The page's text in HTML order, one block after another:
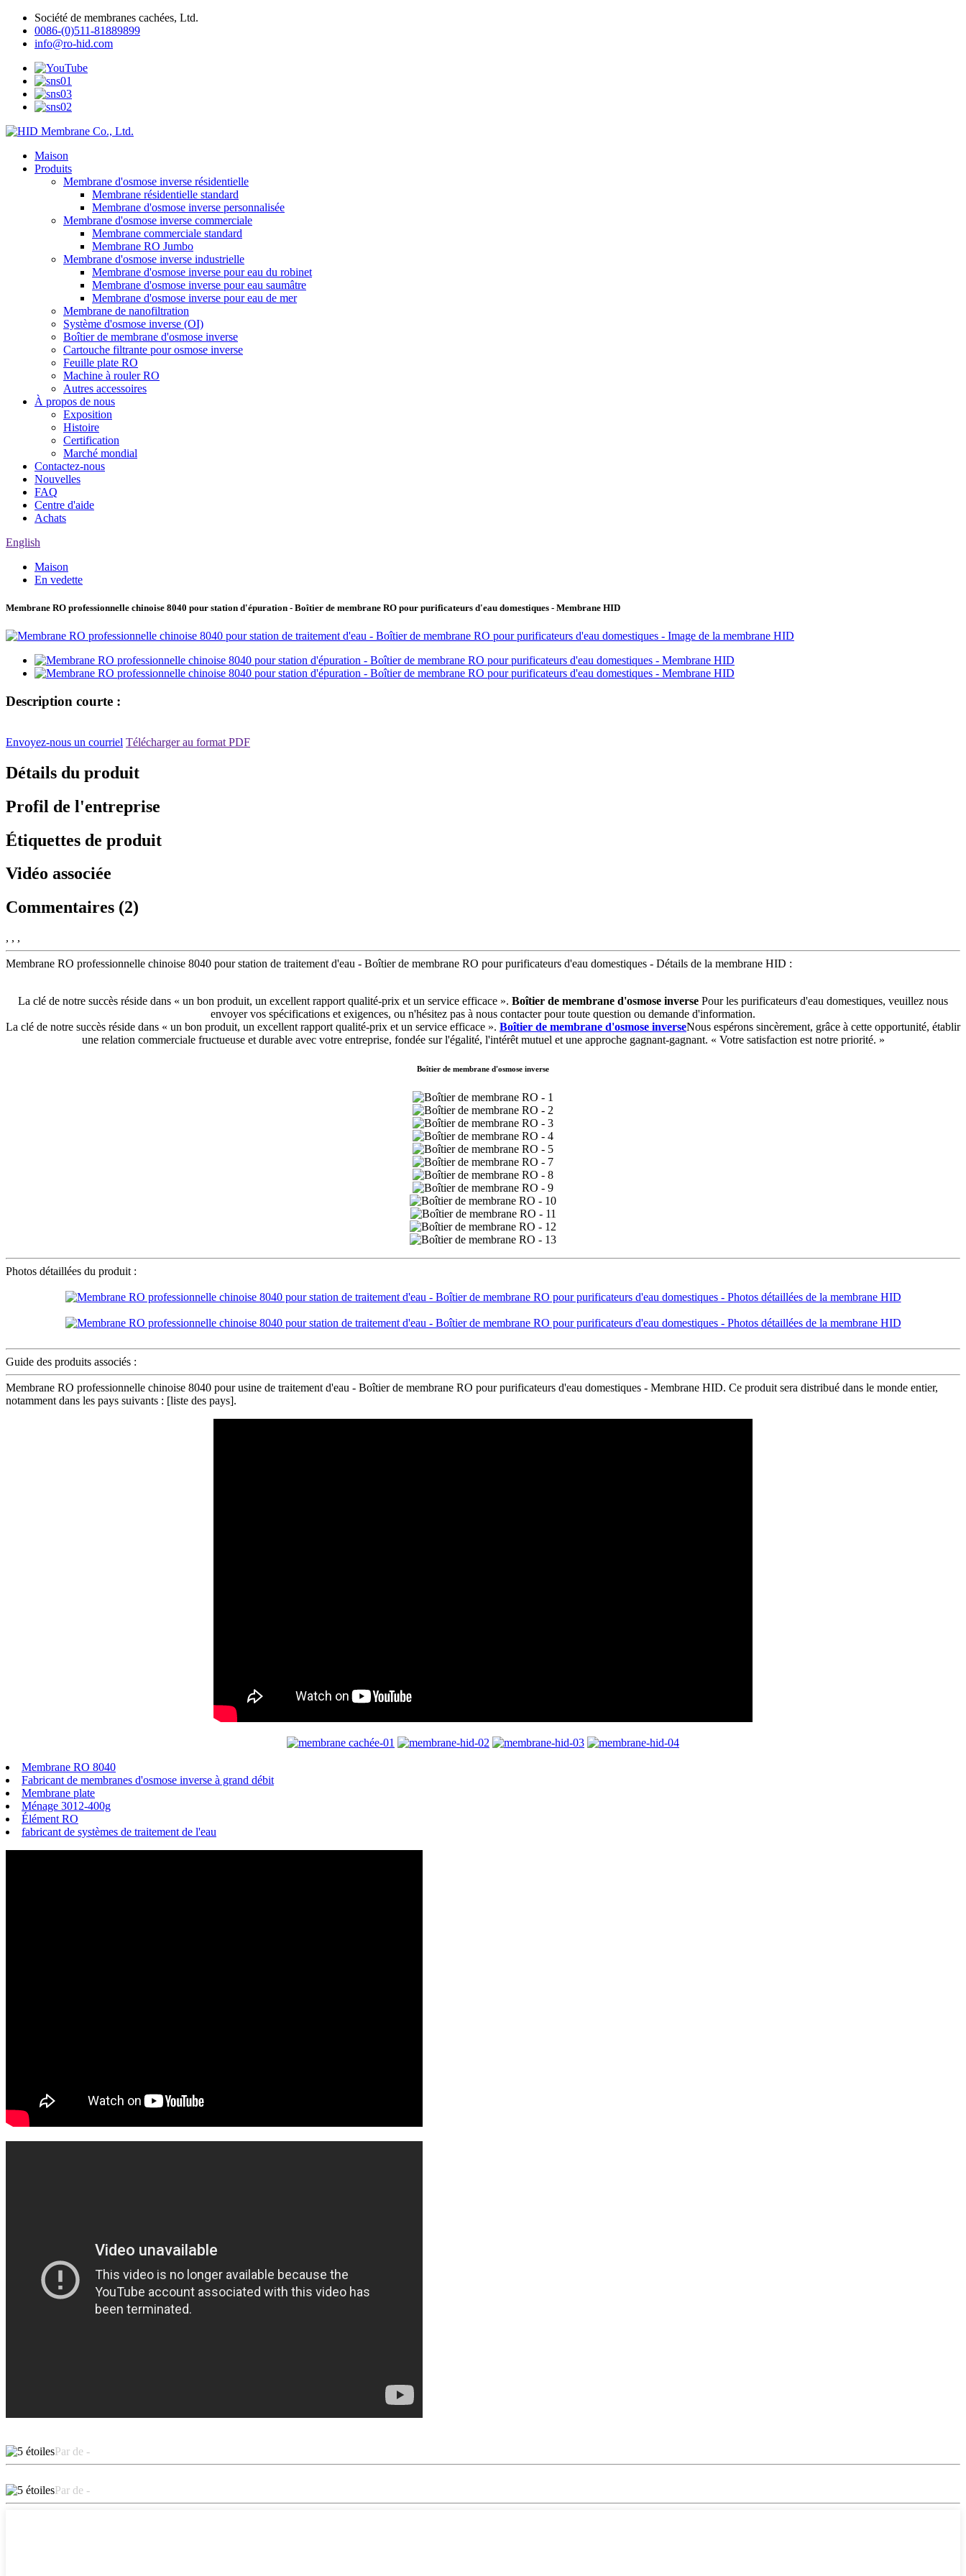
Société de membranes cachées, Ltd.
0086-(0)511-81889899
info@ro-hid.com
Maison
Produits
Membrane d'osmose inverse résidentielle
Membrane résidentielle standard
Membrane d'osmose inverse personnalisée
Membrane d'osmose inverse commerciale
Membrane commerciale standard
Membrane RO Jumbo
Membrane d'osmose inverse industrielle
Membrane d'osmose inverse pour eau du robinet
Membrane d'osmose inverse pour eau saumâtre
Membrane d'osmose inverse pour eau de mer
Membrane de nanofiltration
Système d'osmose inverse (OI)
Boîtier de membrane d'osmose inverse
Cartouche filtrante pour osmose inverse
Feuille plate RO
Machine à rouler RO
Autres accessoires
À propos de nous
Exposition
Histoire
Certification
Marché mondial
Contactez-nous
Nouvelles
FAQ
Centre d'aide
Achats
English
Maison
En vedette
Membrane RO professionnelle chinoise 8040 pour station d'épuration - Boîtier de membrane RO pour purificateurs d'eau domestiques - Membrane HID
Description courte :
Envoyez-nous un courriel Télécharger au format PDF
Détails du produit
Profil de l'entreprise
Étiquettes de produit
Vidéo associée
Commentaires (2)
, , ,
Membrane RO professionnelle chinoise 8040 pour station de traitement d'eau - Boîtier de membrane RO pour purificateurs d'eau domestiques - Détails de la membrane HID :
La clé de notre succès réside dans « un bon produit, un excellent rapport qualité-prix et un service efficace ». Boîtier de membrane d'osmose inverse Pour les purificateurs d'eau domestiques, veuillez nous
envoyer vos spécifications et exigences, ou n'hésitez pas à nous contacter pour toute question ou demande d'information.
La clé de notre succès réside dans « un bon produit, un excellent rapport qualité-prix et un service efficace ». Boîtier de membrane d'osmose inverseNous espérons sincèrement, grâce à cette opportunité, établir
une relation commerciale fructueuse et durable avec votre entreprise, fondée sur l'égalité, l'intérêt mutuel et une approche gagnant-gagnant. « Votre satisfaction est notre priorité. »
Boîtier de membrane d'osmose inverse
Photos détaillées du produit :
Guide des produits associés :
Membrane RO professionnelle chinoise 8040 pour usine de traitement d'eau - Boîtier de membrane RO pour purificateurs d'eau domestiques - Membrane HID. Ce produit sera distribué dans le monde entier,
notamment dans les pays suivants : [liste des pays].
Membrane RO 8040
Fabricant de membranes d'osmose inverse à grand débit
Membrane plate
Ménage 3012-400g
Élément RO
fabricant de systèmes de traitement de l'eau
Par de -
Par de -